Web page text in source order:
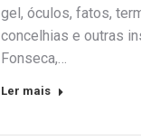
gel, óculos, fatos,
concelhias e outras
Fonseca,…
Ler mais